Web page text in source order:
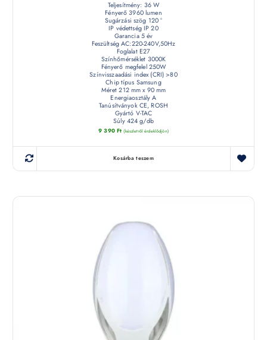
Teljesítmény: 36 W
Fényerő 3960 lumen
Sugárzási szög 120 °
IP védettség IP 20
Garancia 5 év
Feszültség AC:220-240V,50Hz
Foglalat E27
Színhőmérséklet 3000K
Fényerő megfelel 250W
Színvisszaadási index (CRI) >80
Chip típus Samsung
Méret 212 mm x 90 mm
Energiaosztály A
Tanúsítványok CE, ROSH
Gyártó V-TAC
Súly 424 g/db
9 390 Ft (készletről érdeklődjön)
Kosárba teszem